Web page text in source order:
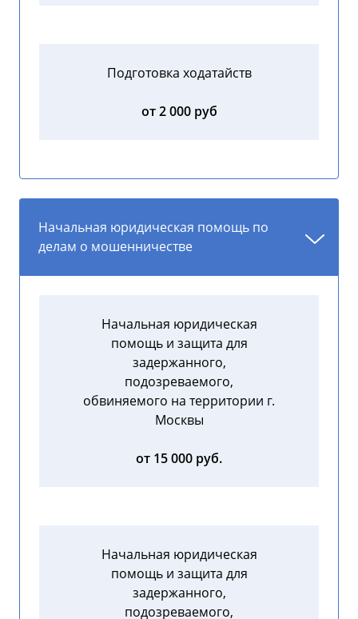
Подготовка ходатайств
от 2 000 руб
Начальная юридическая помощь по
делам о мошенничестве
Начальная юридическая
помощь и защита для
задержанного,
подозреваемого,
обвиняемого на территории г.
Москвы
от 15 000 руб.
Начальная юридическая
помощь и защита для
задержанного,
подозреваемого,